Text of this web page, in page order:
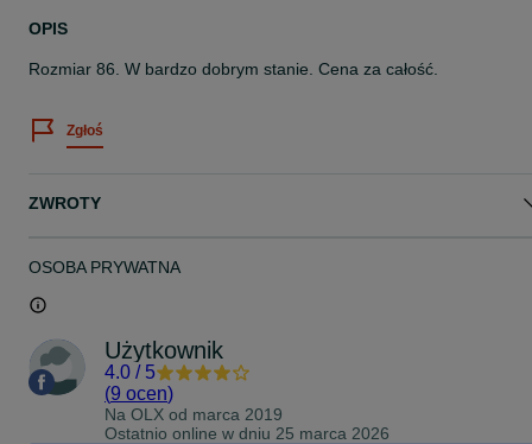
OPIS
Rozmiar 86. W bardzo dobrym stanie. Cena za całość.
Zgłoś
ZWROTY
OSOBA PRYWATNA
Użytkownik
4.0 / 5
(9 ocen)
Na OLX od marca 2019
Ostatnio online w dniu 25 marca 2026